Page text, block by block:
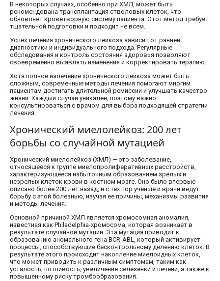
В некоторых случаях, особенно при ХМЛ, может быть
рекомендована трансплантация стволовых клеток, что
обновляет кроветворную систему пациента. Этот метод требует
тщательной подготовки и подходит не всем.
Успех лечения хронического лейкоза зависит от ранней
диагностики и индивидуального подхода. Регулярные
обследования и контроль состояния здоровья позволяют
своевременно выявлять изменения и корректировать терапию.
Хотя полное излечение хронического лейкоза может быть
сложным, современные методы лечения помогают многим
пациентам достигать длительной ремиссии и улучшать качество
жизни. Каждый случай уникален, поэтому важно
консультироваться с врачом для выбора подходящей стратегии
лечения.
Хронический миелолейкоз: 200 лет
борьбы со случайной мутацией
Хронический миелолейкоз (ХМЛ) — это заболевание,
относящееся к группе миелопролиферативных расстройств,
характеризующееся избыточным образованием зрелых и
незрелых клеток крови в костном мозге. Оно было впервые
описано более 200 лет назад, и с тех пор ученые и врачи ведут
борьбу с этой болезнью, изучая ее причины, механизмы развития
и методы лечения.
Основной причиной ХМЛ является хромосомная аномалия,
известная как Philadelphia-хромосома, которая возникает в
результате случайной мутации. Эта мутация приводит к
образованию аномального гена BCR-ABL, который активирует
процессы, способствующие бесконтрольному делению клеток. В
результате этого происходит накопление миелоидных клеток,
что может приводить к различным симптомам, таким как
усталость, потливость, увеличение селезенки и печени, а также к
повышенному риску тромбообразования.